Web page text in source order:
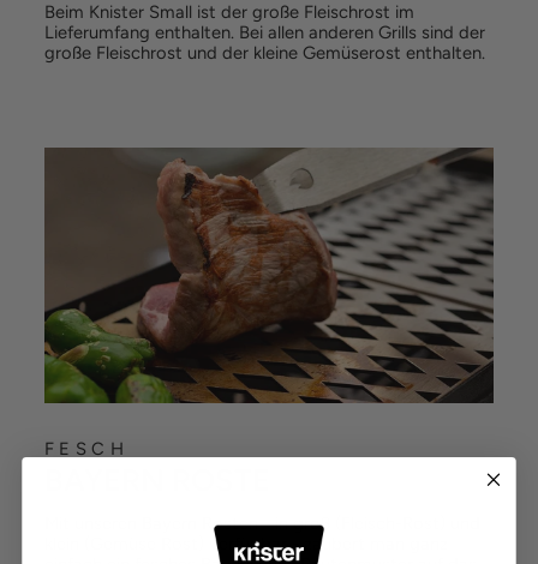
Beim Knister Small ist der große Fleischrost im
Lieferumfang enthalten. Bei allen anderen Grills sind der
große Fleischrost und der kleine Gemüserost enthalten.
FESCH
Mit unseren Bayern Rosten - in groß (Fleisch-Rost) und
klein (Gemüse Rost) verfügbar - zaubert man ganz